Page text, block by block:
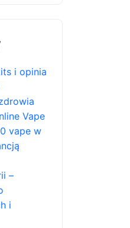
i opinia
Vape
vape w
–
i